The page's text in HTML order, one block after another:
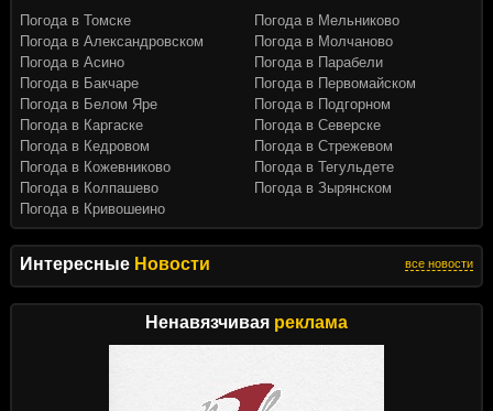
Интересные Новости все новости
Ненавязчивая реклама
Погода в Томске
Погода в Александровском
Погода в Асино
Погода в Бакчаре
Погода в Белом Яре
Погода в Каргаске
Погода в Кедровом
Погода в Кожевниково
Погода в Колпашево
Погода в Кривошеино
Погода в Мельниково
Погода в Молчаново
Погода в Парабели
Погода в Первомайском
Погода в Подгорном
Погода в Северске
Погода в Стрежевом
Погода в Тегульдете
Погода в Зырянском